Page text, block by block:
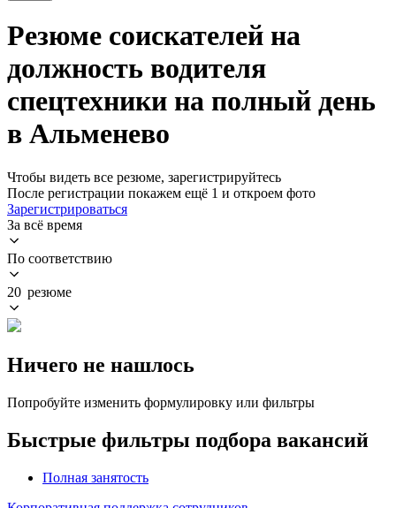
Резюме соискателей на
должность водителя
спецтехники на полный день
в Альменево
Чтобы видеть все резюме, зарегистрируйтесь
После регистрации покажем ещё 1 и откроем фото
Зарегистрироваться
За всё время
По соответствию
20 резюме
Ничего не нашлось
Попробуйте изменить формулировку или фильтры
Быстрые фильтры подбора вакансий
Полная занятость